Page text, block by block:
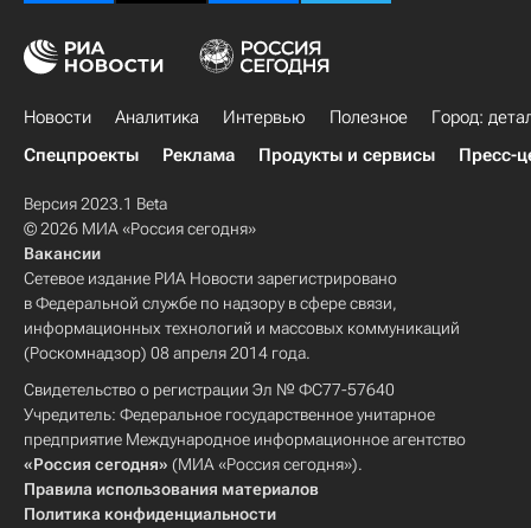
Новости Аналитика Интервью Полезное
Город:
Спецпроекты
Реклама Продукты и сервисы Пресс-
Версия 2023.1 Beta
© 2026 МИА «Россия сегодня»
Вакансии
Сетевое издание РИА Новости зарегистрировано
в Федеральной службе по надзору в сфере связи,
информационных технологий и массовых коммуникаций
(Роскомнадзор) 08 апреля 2014 года.
Свидетельство о регистрации Эл № ФС77-57640
Учредитель: Федеральное государственное унитарное
предприятие Международное информационное агентство
«Россия сегодня» (МИА «Россия сегодня»).
Правила использования материалов
Политика конфиденциальности